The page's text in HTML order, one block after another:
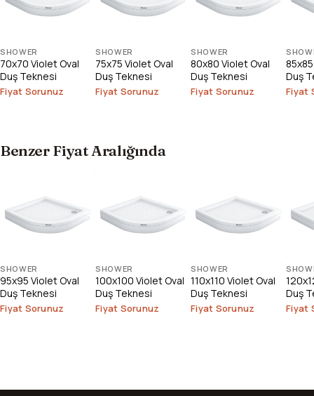
SHOWER
70x70 Violet Oval
Duş Teknesi
Fiyat Sorunuz
SHOWER
75x75 Violet Oval
Duş Teknesi
Fiyat Sorunuz
SHOWER
80x80 Violet Oval
Duş Teknesi
Fiyat Sorunuz
Duş
Fiyat
Benzer Fiyat Aralığında
SHOWER
95x95 Violet Oval
Duş Teknesi
Fiyat Sorunuz
SHOWER
100x100 Violet Oval
Duş Teknesi
Fiyat Sorunuz
SHOWER
110x110 Violet Oval
Duş Teknesi
Fiyat Sorunuz
Duş
Fiyat